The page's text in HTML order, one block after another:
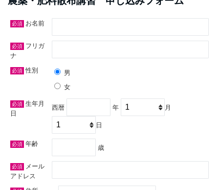
必須 お名前
必須 フリガ
ナ
必須 性別
男
女
必須 生年月
日
西暦 年 月
日
必須 年齢 歳
必須
メール
アドレス